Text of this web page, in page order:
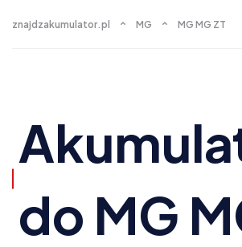
znajdzakumulator.pl MG MG MG ZT
do MG